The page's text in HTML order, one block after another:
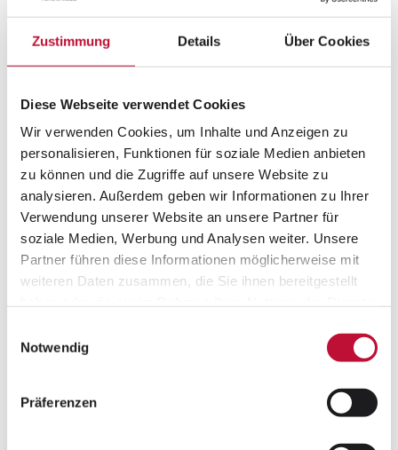
Zustimmung Details Über Cookies
Diese Webseite verwendet Cookies
Wir verwenden Cookies, um Inhalte und Anzeigen zu
personalisieren, Funktionen für soziale Medien anbieten
zu können und die Zugriffe auf unsere Website zu
analysieren. Außerdem geben wir Informationen zu Ihrer
Verwendung unserer Website an unsere Partner für
soziale Medien, Werbung und Analysen weiter. Unsere
Partner führen diese Informationen möglicherweise mit
weiteren Daten zusammen, die Sie ihnen bereitgestellt
Datenschutzerklärung
Notwendig
Präferenzen
Lego-Set oder ein kleines Spiel – schenken wir
Herzensangelegenheit, die über den persönlichen
Anlass hinausgeht. Anstatt nur Freude zu
empfangen, dürfen unsere Kunden sicher sein,
dass ihr Ehrentag auch in Vietnam ein Lächeln auf
ein Gesicht zaubert. Wir denken, es ist eine kleine,
aber besondere Geste, die in Vietnam viel
wirksamer zum Einsatz kommen kann.
uns ein zentrales Anliegen, weshalb wir bereits in
Herzensprojekte unterstützen. Ein Beispiel dafür
ist unserBrunnenbau-Projekt